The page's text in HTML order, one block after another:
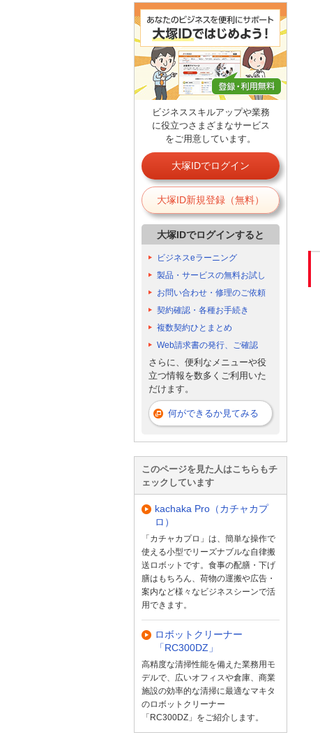
ビジネススキルアップや業務
に役立つさまざまなサービス
をご用意しています。
大塚IDでログイン
大塚ID新規登録（無料）
大塚IDでログインすると
ビジネスeラーニング
製品・サービスの無料お試し
お問い合わせ・修理のご依頼
契約確認・各種お手続き
複数契約ひとまとめ
Web請求書の発行、ご確認
さらに、便利なメニューや役
立つ情報を数多くご利用いた
だけます。
何ができるか見てみる
このページを見た人はこちらもチ
ェックしています
kachaka Pro（カチャカプ
ロ）
「カチャカプロ」は、簡単な操作で
使える小型でリーズナブルな自律搬
送ロボットです。食事の配膳・下げ
膳はもちろん、荷物の運搬や広告・
案内など様々なビジネスシーンで活
用できます。
ロボットクリーナー
「RC300DZ」
高精度な清掃性能を備えた業務用モ
デルで、広いオフィスや倉庫、商業
施設の効率的な清掃に最適なマキタ
のロボットクリーナー
「RC300DZ」をご紹介します。